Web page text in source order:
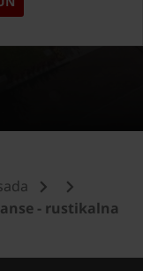
- rustikalna